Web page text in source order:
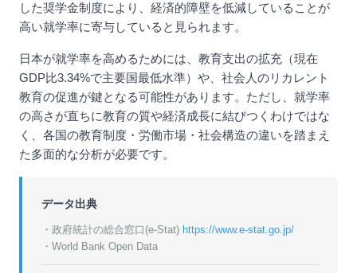
した奨学金制度により、経済的障壁を低減していることが
高い就学率に寄与していると見られます。
日本が就学率を高めるためには、教育支出の拡充（現在
GDP比3.34%で主要国最低水準）や、社会人のリカレント
教育の促進が鍵となる可能性があります。ただし、就学率
の高さが直ちに教育の質や経済成長に結びつくわけではな
く、各国の教育制度・労働市場・社会構造の違いを踏まえ
た多面的な分析が必要です。
データ出典
・政府統計の総合窓口(e-Stat) https://www.e-stat.go.jp/
・World Bank Open Data